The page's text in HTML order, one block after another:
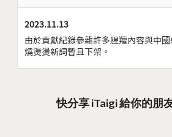
2023.11.13
由於貢獻紀錄參雜許多腥羶內容與中
燒燙燙新詞暫且下架。
快分享 iTaigi 給你的朋